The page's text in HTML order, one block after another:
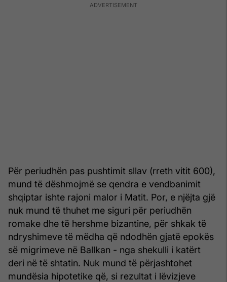
Për periudhën pas pushtimit sllav (rreth vitit 600),
mund të dëshmojmë se qendra e vendbanimit
shqiptar ishte rajoni malor i Matit. Por, e njëjta gjë
nuk mund të thuhet me siguri për periudhën
romake dhe të hershme bizantine, për shkak të
ndryshimeve të mëdha që ndodhën gjatë epokës
së migrimeve në Ballkan - nga shekulli i katërt
deri në të shtatin. Nuk mund të përjashtohet
mundësia hipotetike që, si rezultat i lëvizjeve